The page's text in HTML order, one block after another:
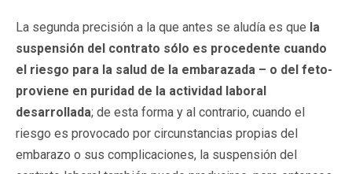
La segunda precisión a la que antes se aludía es que la
suspensión del contrato sólo es procedente cuando
el riesgo para la salud de la embarazada – o del feto-
proviene en puridad de la actividad laboral
desarrollada; de esta forma y al contrario, cuando el
riesgo es provocado por circunstancias propias del
embarazo o sus complicaciones, la suspensión del